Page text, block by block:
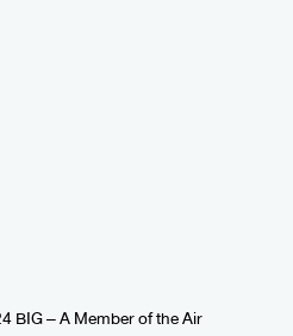
– A Member of the Air